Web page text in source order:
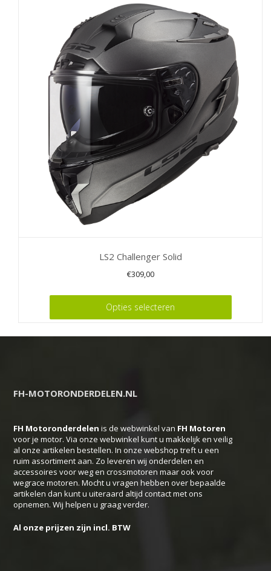
productpagina
LS2 Challenger Solid
€309,00
Opties selecteren
heeft
optie
gekozen
worden
op
de
productpagina
FH-MOTORONDERDELEN.NL
FH Motoronderdelen is de webwinkel van FH Motoren
voor je motor. Via onze webwinkel kunt u makkelijk en veilig
al onze artikelen bestellen. In onze webshop treft u een
ruim assortiment aan. Zo leveren wij onderdelen en
accessoires voor weg en crossmotoren maar ook voor
wegrace motoren. Mocht u vragen hebben over bepaalde
artikelen dan kunt u uiteraard altijd contact met ons
opnemen. Wij helpen u graag verder.
Al onze prijzen zijn incl. BTW